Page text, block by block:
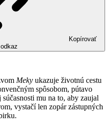
Kopírovať
odkaz
Meky ukazuje životnú cestu
spôsobom, pútavo
mu na to, aby zaujal
vystačí len zopár zástupných